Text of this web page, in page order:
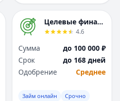
Целевые финансы
4.6
Сумма
до 100 000 ₽
Срок
до 168 дней
Одобрение
Среднее
Займ онлайн Срочно